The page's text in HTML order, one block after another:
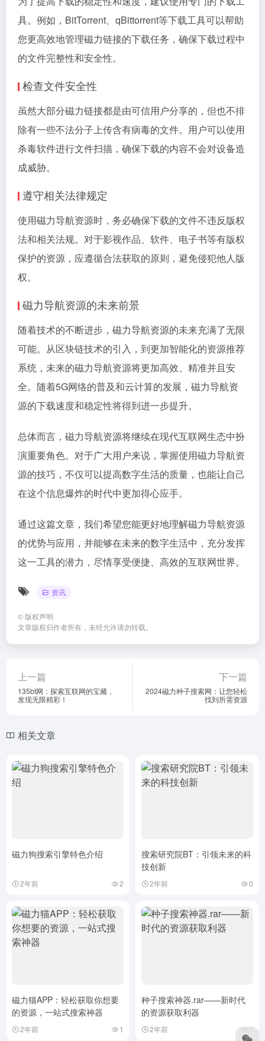
具。例如，BitTorrent、qBittorrent等下载工具可以帮助
您更高效地管理磁力链接的下载任务，确保下载过程中
的文件完整性和安全性。
检查文件安全性
虽然大部分磁力链接都是由可信用户分享的，但也不排
除有一些不法分子上传含有病毒的文件。用户可以使用
杀毒软件进行文件扫描，确保下载的内容不会对设备造
成威胁。
遵守相关法律规定
使用磁力导航资源时，务必确保下载的文件不违反版权
法和相关法规。对于影视作品、软件、电子书等有版权
保护的资源，应遵循合法获取的原则，避免侵犯他人版
权。
磁力导航资源的未来前景
随着技术的不断进步，磁力导航资源的未来充满了无限
可能。从区块链技术的引入，到更加智能化的资源推荐
系统，未来的磁力导航资源将更加高效、精准并且安
全。随着5G网络的普及和云计算的发展，磁力导航资
源的下载速度和稳定性将得到进一步提升。
总体而言，磁力导航资源将继续在现代互联网生态中扮
演重要角色。对于广大用户来说，掌握使用磁力导航资
源的技巧，不仅可以提高数字生活的质量，也能让自己
在这个信息爆炸的时代中更加得心应手。
通过这篇文章，我们希望您能更好地理解磁力导航资源
的优势与应用，并能够在未来的数字生活中，充分发挥
这一工具的潜力，尽情享受便捷、高效的互联网世界。
资讯
© 版权声明
文章版权归作者所有，未经允许请勿转载。
上一篇
135bt网：探索互联网的宝藏，
发现无限精彩！
下一篇
2024磁力种子搜索网：让您轻松
找到所需资源
相关文章
磁力狗搜索引擎特色介绍
2年前 2
搜索研究院BT：引领未来的科
技创新
2年前 0
磁力猫APP：轻松获取你想要
的资源，一站式搜索神器
2年前 1
种子搜索神器.rar——新时代
的资源获取利器
2年前 3